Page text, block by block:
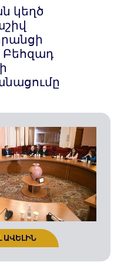
ԱՎԵԼԻՆ
կեղծ
Բեհզադ